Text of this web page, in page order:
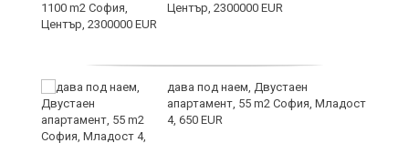
Център, 2300000 EUR
дава под наем, Двустаен
апартамент, 55 m2 София, Младост
4, 650 EUR